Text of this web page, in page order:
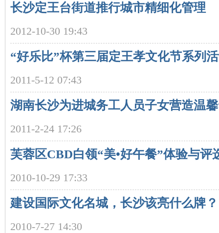
长沙定王台街道推行城市精细化管理
2012-10-30 19:43
“好乐比”杯第三届定王孝文化节系列
2011-5-12 07:43
湖南长沙为进城务工人员子女营造温
2011-2-24 17:26
芙蓉区CBD白领“美•好午餐”体验与评
2010-10-29 17:33
建设国际文化名城，长沙该亮什么牌？
2010-7-27 14:30